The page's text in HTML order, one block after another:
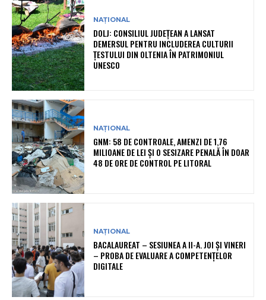
NAȚIONAL
DOLJ: CONSILIUL JUDEȚEAN A LANSAT
DEMERSUL PENTRU INCLUDEREA CULTURII
ȚESTULUI DIN OLTENIA ÎN PATRIMONIUL
UNESCO
NAȚIONAL
GNM: 58 DE CONTROALE, AMENZI DE 1,76
MILIOANE DE LEI ȘI O SESIZARE PENALĂ ÎN DOAR
48 DE ORE DE CONTROL PE LITORAL
NAȚIONAL
BACALAUREAT – SESIUNEA A II-A. JOI ȘI VINERI
– PROBA DE EVALUARE A COMPETENȚELOR
DIGITALE